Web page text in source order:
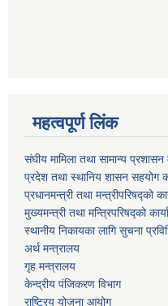
महत्वपूर्ण लिंक
संघीय मामिला तथा सामान्य प्रशासन
प्रदेश तथा स्थानिय शासन सहयोग
प्रधानमन्त्री तथा मन्त्रीपरिषद्को
मुख्यमन्त्री तथा मन्त्रिपरिषद्को
स्थानीय निकायका लागि सुचना
अर्थ मन्त्रालय
गृह मन्त्रालय
केन्द्रीय पंजिकरण विभाग
राष्ट्रिय योजना आयोग